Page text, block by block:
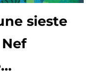
sieste